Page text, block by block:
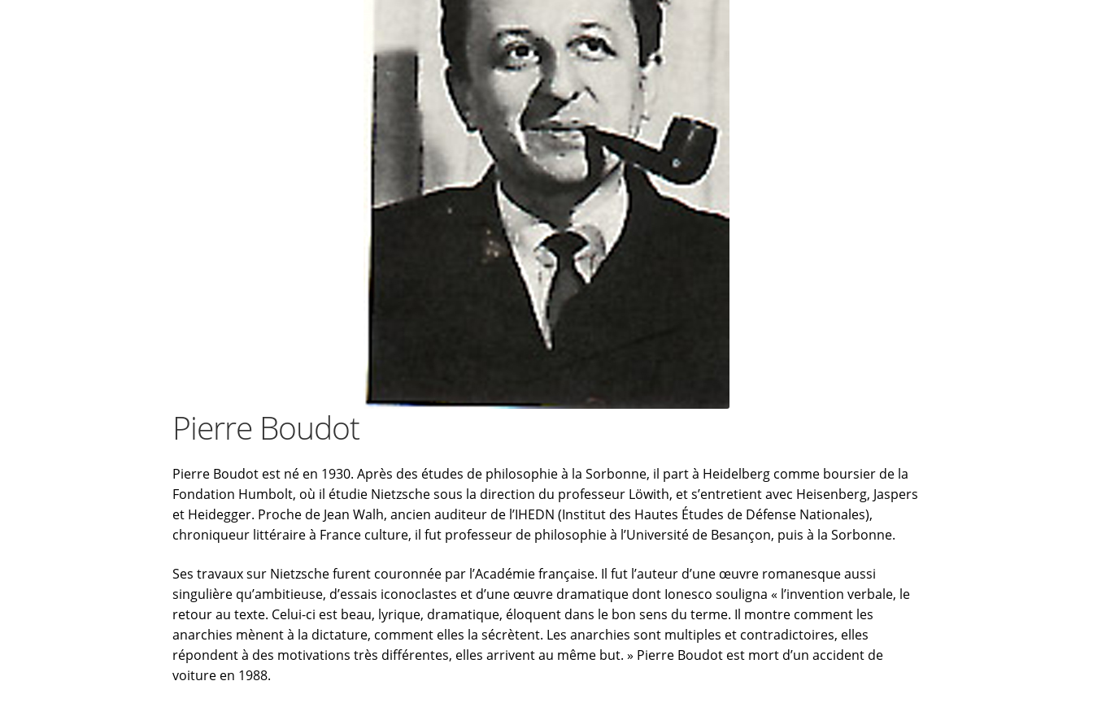
Pierre Boudot
Pierre Boudot est né en 1930. Après des études de philosophie à la Sorbonne, il part à Heidelberg comme boursier de la
Fondation Humbolt, où il étudie Nietzsche sous la direction du professeur Löwith, et s’entretient avec Heisenberg, Jaspers
et Heidegger. Proche de Jean Walh, ancien auditeur de l’IHEDN (Institut des Hautes Études de Défense Nationales),
chroniqueur littéraire à France culture, il fut professeur de philosophie à l’Université de Besançon, puis à la Sorbonne.
Ses travaux sur Nietzsche furent couronnée par l’Académie française. Il fut l’auteur d’une œuvre romanesque aussi
singulière qu’ambitieuse, d’essais iconoclastes et d’une œuvre dramatique dont Ionesco souligna « l’invention verbale, le
retour au texte. Celui-ci est beau, lyrique, dramatique, éloquent dans le bon sens du terme. Il montre comment les
anarchies mènent à la dictature, comment elles la sécrètent. Les anarchies sont multiples et contradictoires, elles
répondent à des motivations très différentes, elles arrivent au même but. » Pierre Boudot est mort d’un accident de
voiture en 1988.